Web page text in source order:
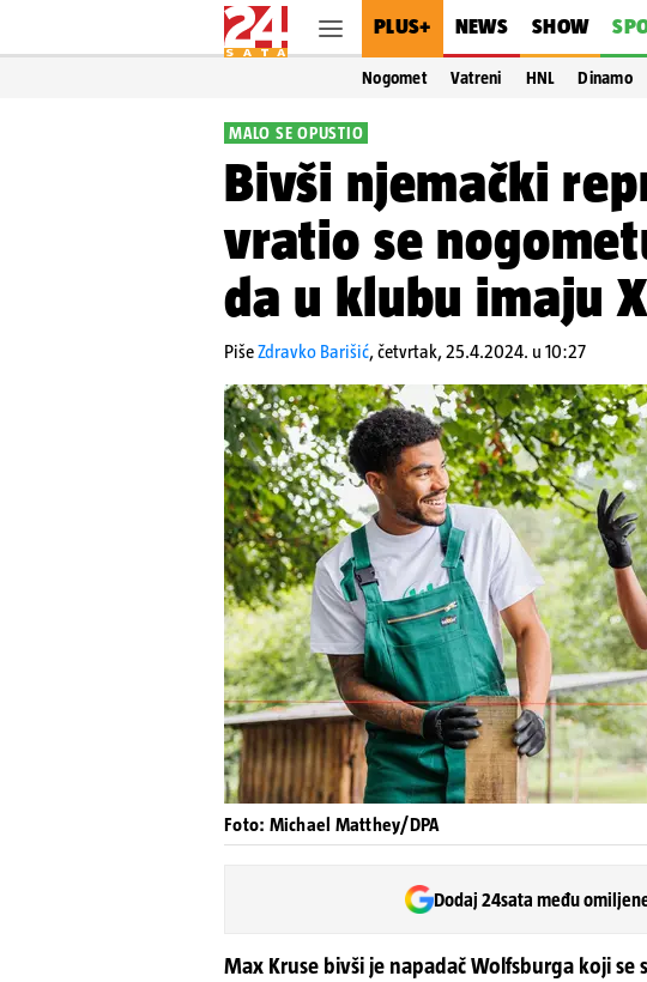
PLUS+ NEWS SHOW
Nogomet Vatreni HNL Dinamo
MALO SE OPUSTIO
Bivši njemački
vratio se
da u klubu imaju
PišeZdravko Barišić,četvrtak, 25.4.2024. u 10:27
Foto: Michael Matthey/DPA
Dodaj 24sata među
Max Kruse bivši je napadač Wolfsburga koji se